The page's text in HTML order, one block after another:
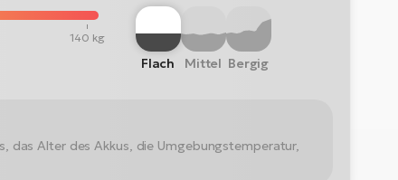
140 kg
Flach Mittel Bergig
das Alter des Akkus, die Umgebungstemperatur,